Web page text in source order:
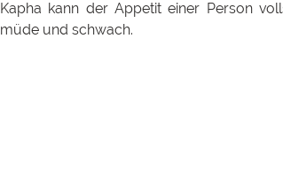
Kapha kann der Appetit einer Person
müde und schwach.